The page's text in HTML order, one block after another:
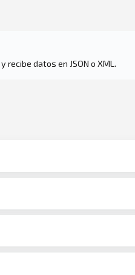
y recibe datos en JSON o XML.